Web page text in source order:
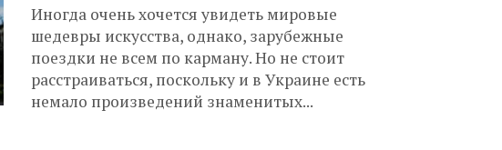
Иногда очень хочется увидеть мировые
шедевры искусства, однако, зарубежные
поездки не всем по карману. Но не стоит
расстраиваться, поскольку и в Украине есть
немало произведений знаменитых...